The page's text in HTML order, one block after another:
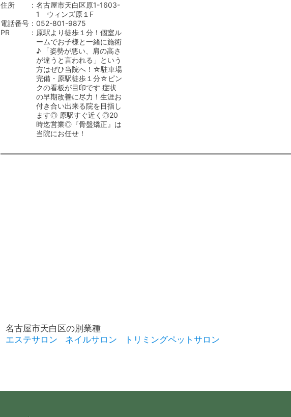
住所
名古屋市天白区原1-1603-
1 ウィンズ原１F
電話番号
052-801-9875
PR
原駅より徒歩１分！個室ル
ームでお子様と一緒に施術
♪ 「姿勢が悪い、肩の高さ
が違うと言われる」という
方はぜひ当院へ！☆駐車場
完備・原駅徒歩１分☆ピン
クの看板が目印です 症状
の早期改善に尽力！生涯お
付き合い出来る院を目指し
ます◎ 原駅すぐ近く◎20
時迄営業◎『骨盤矯正』は
当院にお任せ！
名古屋市天白区の別業種
エステサロン
ネイルサロン トリミングペットサロン